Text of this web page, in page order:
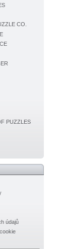
CO.
PUZZLES
údajů